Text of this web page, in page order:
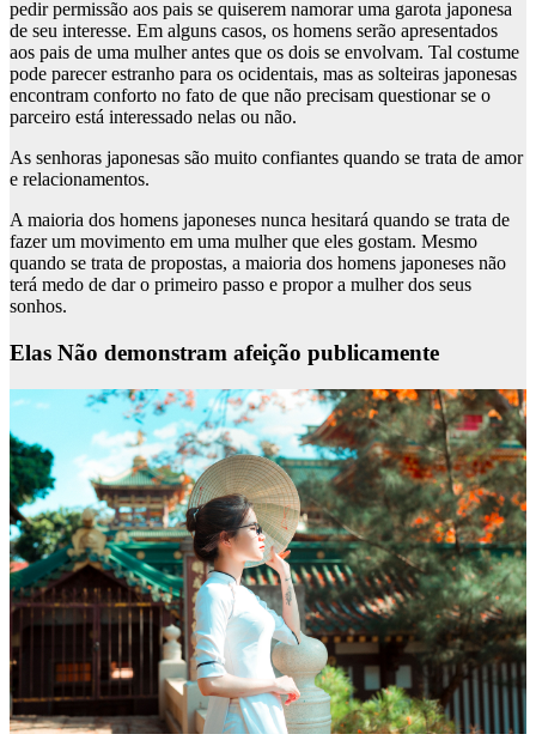
pedir permissão aos pais se quiserem namorar uma garota japonesa
de seu interesse. Em alguns casos, os homens serão apresentados
aos pais de uma mulher antes que os dois se envolvam. Tal costume
pode parecer estranho para os ocidentais, mas as solteiras japonesas
encontram conforto no fato de que não precisam questionar se o
parceiro está interessado nelas ou não.
As senhoras japonesas são muito confiantes quando se trata de amor
e relacionamentos.
A maioria dos homens japoneses nunca hesitará quando se trata de
fazer um movimento em uma mulher que eles gostam. Mesmo
quando se trata de propostas, a maioria dos homens japoneses não
terá medo de dar o primeiro passo e propor a mulher dos seus
sonhos.
Elas Não demonstram afeição publicamente